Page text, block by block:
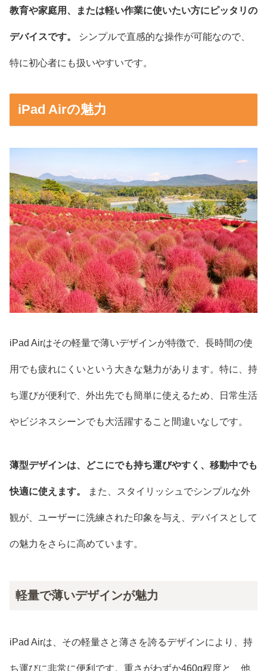
教育や家庭用、または軽い作業に使いたい方にピッタリの
デバイスです。 シンプルで直感的な操作が可能なので、
特に初心者にも扱いやすいです。
iPad Airの魅力
iPad Airはその軽量で薄いデザインが特徴で、長時間の使
用でも疲れにくいという大きな魅力があります。特に、持
ち運びが便利で、外出先でも簡単に使えるため、日常生活
やビジネスシーンでも大活躍すること間違いなしです。
薄型デザインは、どこにでも持ち運びやすく、移動中でも
快適に使えます。 また、スタイリッシュでシンプルな外
観が、ユーザーに洗練された印象を与え、デバイスとして
の魅力をさらに高めています。
軽量で薄いデザインが魅力
iPad Airは、その軽量さと薄さを誇るデザインにより、持
ち運びに非常に便利です。重さがわずか460g程度と、他